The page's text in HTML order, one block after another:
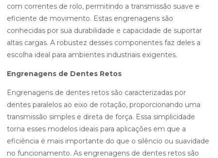
com correntes de rolo, permitindo a transmissão suave e
eficiente de movimento. Estas engrenagens são
conhecidas por sua durabilidade e capacidade de suportar
altas cargas. A robustez desses componentes faz deles a
escolha ideal para ambientes industriais exigentes.
Engrenagens de Dentes Retos
Engrenagens de dentes retos são caracterizadas por
dentes paralelos ao eixo de rotação, proporcionando uma
transmissão simples e direta de força. Essa simplicidade
torna esses modelos ideais para aplicações em que a
eficiência é mais importante do que o silêncio ou suavidade
no funcionamento. As engrenagens de dentes retos são